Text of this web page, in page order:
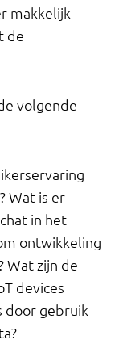
makkelijk
de
volgende
Wat is er
in het
ontwikkeling
Wat zijn de
devices
door gebruik